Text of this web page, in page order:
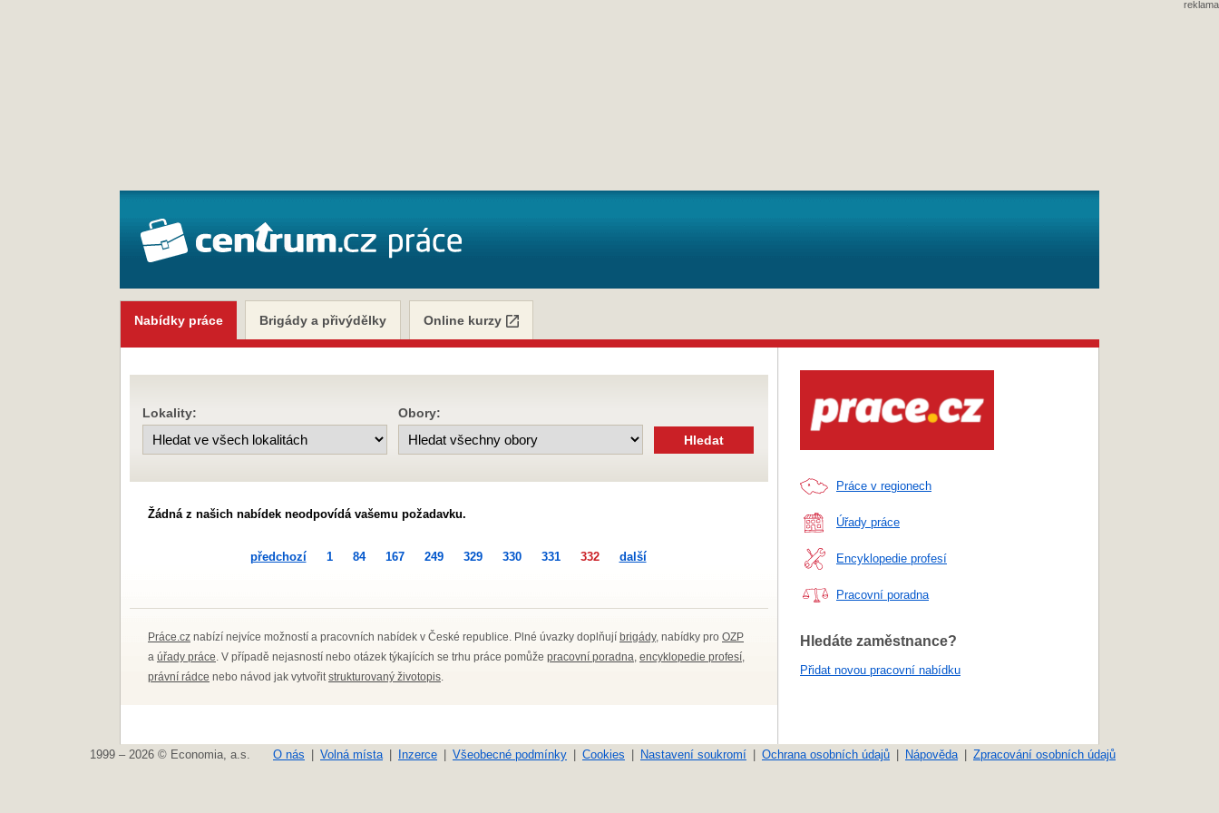
reklama
Nabídky práce Brigády a přivýdělky Online kurzy
Lokality: Obory:
Žádná z našich nabídek neodpovídá vašemu požadavku.
předchozí 1 84 167 249 329 330 331 332 další
Práce.cz nabízí nejvíce možností a pracovních nabídek v České republice. Plné úvazky doplňují brigády, nabídky pro OZP
a úřady práce. V případě nejasností nebo otázek týkajících se trhu práce pomůže pracovní poradna, encyklopedie profesí,
právní rádce nebo návod jak vytvořitstrukturovaný životopis.
Práce v regionech
Úřady práce
Encyklopedie profesí
Pracovní poradna
Hledáte zaměstnance?
Přidat novou pracovní nabídku
1999 – 2026 © Economia, a.s. O nás Volná místa Inzerce Všeobecné podmínky Cookies Nastavení soukromí Ochrana osobních údajů Nápověda Zpracování osobních údajů